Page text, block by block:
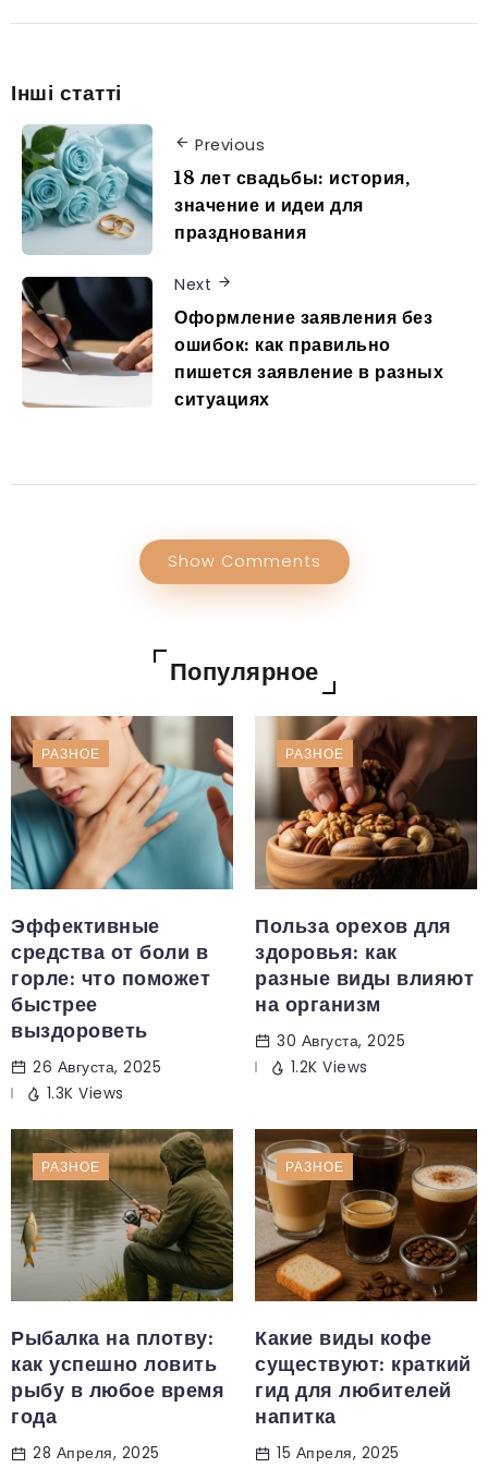
Інші статті
Previous
18 лет свадьбы: история,
значение и идеи для
празднования
Next
Оформление заявления без
ошибок: как правильно
пишется заявление в разных
ситуациях
Show Comments
Популярное
РАЗНОЕ
Эффективные
средства от боли в
горле: что поможет
быстрее
выздороветь
26 Августа, 2025
1.3K Views
РАЗНОЕ
Польза орехов для
здоровья: как
разные виды влияют
на организм
30 Августа, 2025
1.2K Views
РАЗНОЕ
Рыбалка на плотву:
как успешно ловить
рыбу в любое время
года
28 Апреля, 2025
РАЗНОЕ
Какие виды кофе
существуют: краткий
гид для любителей
напитка
15 Апреля, 2025